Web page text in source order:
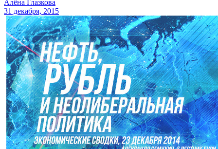
Алёна Глазкова
31 декабря, 2015